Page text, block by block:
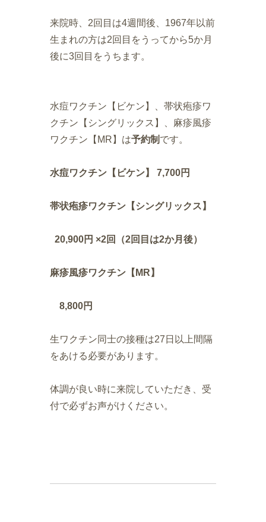
来院時、2回目は4週間後、1967年以前
生まれの方は2回目をうってから5か月
後に3回目をうちます。
水痘ワクチン【ビケン】、帯状疱疹ワ
クチン【シングリックス】、麻疹風疹
ワクチン【MR】は予約制 です。
水痘ワクチン【ビケン】 7,700円
帯状疱疹ワクチン【シングリックス】
20,900円 ×2回（2回目は2か月後）
麻疹風疹ワクチン【MR】
8,800円
生ワクチン同士の接種は27日以上間隔
をあける必要があります。
体調が良い時に来院していただき、受
付で必ずお声がけください。